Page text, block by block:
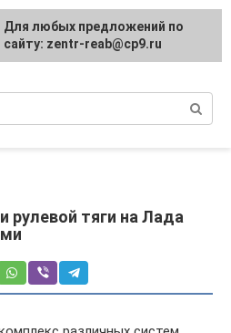
и
рулевой тяги на Лада
Для любых предложений по
сайту: zentr-reab@cp9.ru